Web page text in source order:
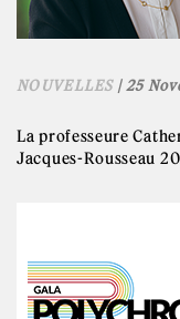
NOUVELLES| 25
La professeure
Jacques-Rousseau